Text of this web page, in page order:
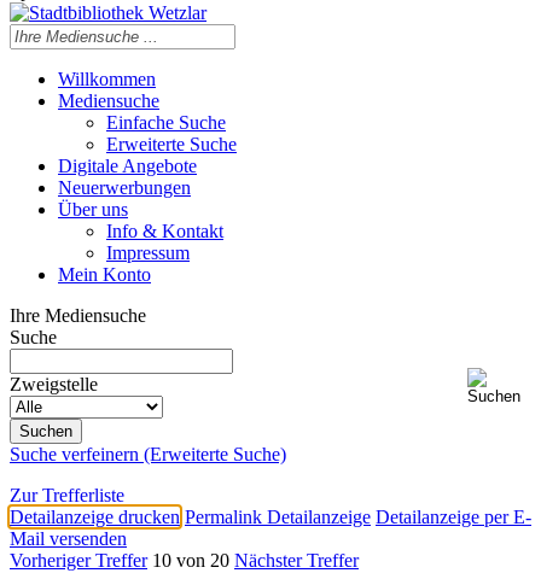
Willkommen
Mediensuche
Einfache Suche
Erweiterte Suche
Digitale Angebote
Neuerwerbungen
Über uns
Info & Kontakt
Impressum
Mein Konto
Ihre Mediensuche
Suche
Zweigstelle
Suche verfeinern (Erweiterte Suche)
Zur Trefferliste
Detailanzeige drucken Permalink Detailanzeige Detailanzeige per E-
Mail versenden
Vorheriger Treffer 10 von 20 Nächster Treffer